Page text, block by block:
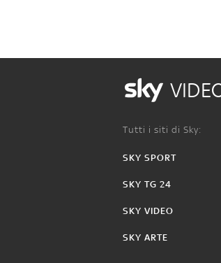
Tutti i siti di Sky:
SKY SPORT
SKY TG 24
SKY VIDEO
SKY ARTE